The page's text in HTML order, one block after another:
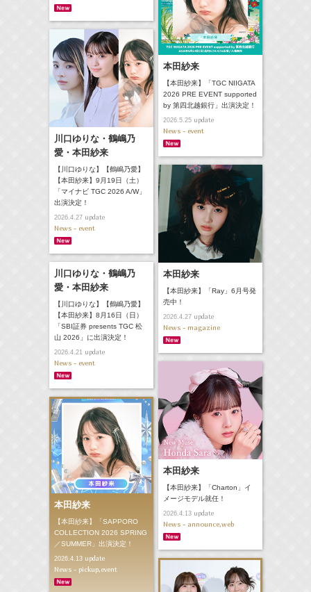
本田紗来
【本田紗来】「TGC NIIGATA
2026 PRE EVENT supported
by 第四北越銀行」出演決定！
2026.5.25update
News - event
川口ゆりな・鶴嶋乃
愛・本田紗来
【川口ゆりな】【鶴嶋乃愛】
【本田紗来】9月19日（土）
「マイナビ TGC 2026 A/W」
出演決定！
2026.4.27update
News - event
本田紗来
【本田紗来】「Ray」6月号発
売中！
2026.4.27update
News - magazine
川口ゆりな・鶴嶋乃
愛・本田紗来
【川口ゆりな】【鶴嶋乃愛】
【本田紗来】8月16日（日）
「SBI証券 presents TGC 松
山 2026」に出演決定！
2026.4.21update
News - event
本田紗来
【本田紗来】「Charton」イ
メージモデル就任！
2026.4.13update
News - announce,web
本田紗来
【本田紗来】「SAPPORO
COLLECTION 2026 SPRING
／SUMMER」出演決定！
2026.4.13update
News - pickup,event